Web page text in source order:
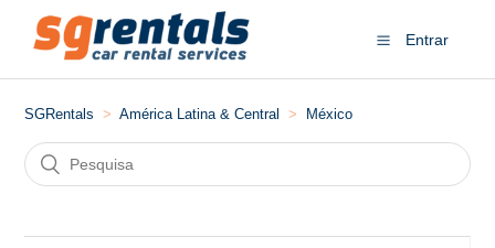
Entrar
SGRentals América Latina & Central México